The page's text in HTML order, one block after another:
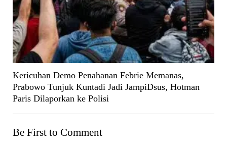
Kericuhan Demo Penahanan Febrie Memanas,
Prabowo Tunjuk Kuntadi Jadi JampiDsus, Hotman
Paris Dilaporkan ke Polisi
Be First to Comment